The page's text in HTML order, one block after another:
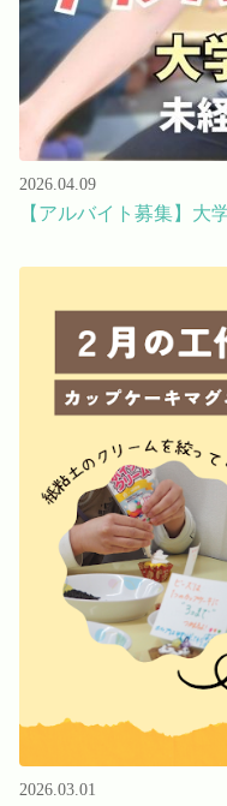
2026.04.09
【アルバイト募集】大
2026.03.01